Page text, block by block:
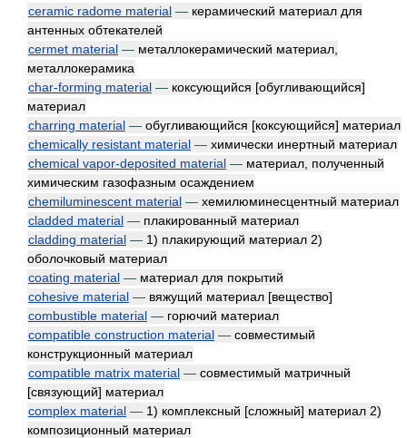
ceramic radome material — керамический материал для
антенных обтекателей
cermet material — металлокерамический материал,
металлокерамика
char-forming material — коксующийся [обугливающийся]
материал
charring material — обугливающийся [коксующийся] материал
chemically resistant material — химически инертный материал
chemical vapor-deposited material — материал, полученный
химическим газофазным осаждением
chemiluminescent material — хемилюминесцентный материал
cladded material — плакированный материал
cladding material — 1) плакирующий материал 2)
оболочковый материал
coating material — материал для покрытий
cohesive material — вяжущий материал [вещество]
combustible material — горючий материал
compatible construction material — совместимый
конструкционный материал
compatible matrix material — совместимый матричный
[связующий] материал
complex material — 1) комплексный [сложный] материал 2)
композиционный материал